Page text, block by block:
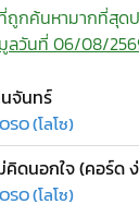
กค้นหามากที่สุดป
ลวันที่ 06/08/
จันทร์
(โลโซ)
คิดนอกใจ (คอร์ด
(โลโซ)